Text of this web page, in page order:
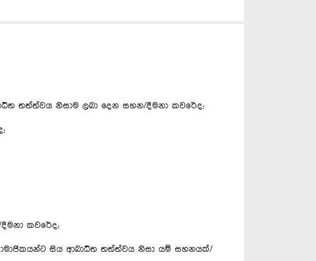
තත්ත්වය නිසාම ලබා දෙන සහන/දීමනා කවරේද;
කවරේද;
සිය ආබාධිත තත්ත්වය නිසා යම් සහනයක්/